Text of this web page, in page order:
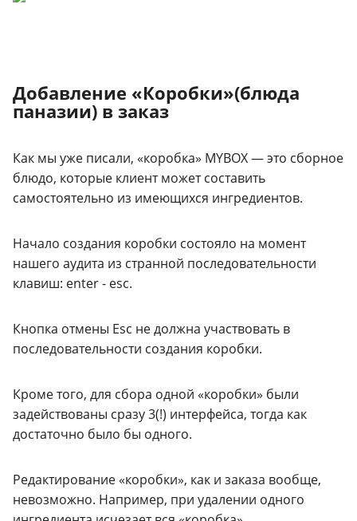
Добавление «Коробки»(блюда
паназии) в заказ
Как мы уже писали, «коробка» MYBOX — это сборное
блюдо, которые клиент может составить
самостоятельно из имеющихся ингредиентов.
Начало создания коробки состояло на момент
нашего аудита из странной последовательности
клавиш: enter - esc.
Кнопка отмены Esc не должна участвовать в
последовательности создания коробки.
Кроме того, для сбора одной «коробки» были
задействованы сразу 3(!) интерфейса, тогда как
достаточно было бы одного.
Редактирование «коробки», как и заказа вообще,
невозможно. Например, при удалении одного